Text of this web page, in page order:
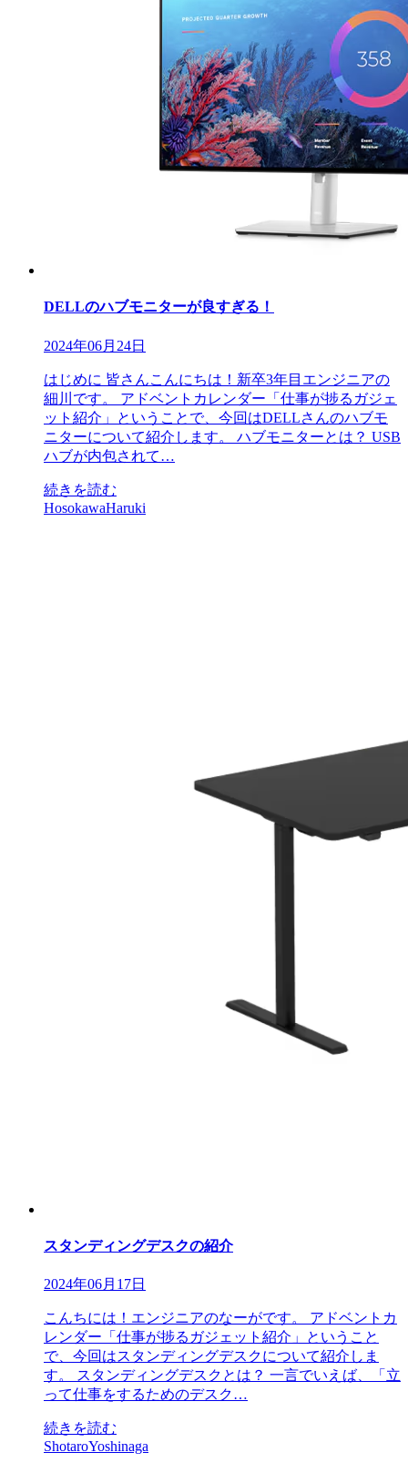
DELLのハブモニターが良すぎる！
2024年06月24日
はじめに 皆さんこんにちは！新卒3年目エンジニアの
細川です。 アドベントカレンダー「仕事が捗るガジェ
ット紹介」ということで、今回はDELLさんのハブモ
ニターについて紹介します。 ハブモニターとは？ USB
ハブが内包されて…
続きを読む
HosokawaHaruki
スタンディングデスクの紹介
2024年06月17日
こんちには！エンジニアのなーがです。 アドベントカ
レンダー「仕事が捗るガジェット紹介」ということ
で、今回はスタンディングデスクについて紹介しま
す。 スタンディングデスクとは？ 一言でいえば、「立
って仕事をするためのデスク…
続きを読む
ShotaroYoshinaga